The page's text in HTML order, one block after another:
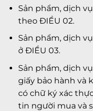
Sản phẩm, dịch
theo ĐIỀU 02.
Sản phẩm, dịch
ở ĐIỀU 03.
Sản phẩm, dịch
giấy bảo hành và
có chữ ký xác
tin người mua và